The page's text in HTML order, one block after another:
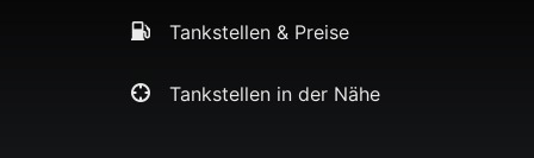
Tankstellen & Preise
Tankstellen in der Nähe